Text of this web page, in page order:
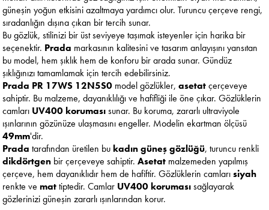
güneşin yoğun etkisini azaltmaya yardımcı olur. Turuncu çerçeve rengi,
sıradanlığın dışına çıkan bir tercih sunar.
Bu gözlük, stilinizi bir üst seviyeye taşımak isteyenler için harika bir
seçenektir. Prada markasının kalitesini ve tasarım anlayışını yansıtan
bu model, hem şıklık hem de konforu bir arada sunar. Gündüz
şıklığınızı tamamlamak için tercih edebilirsiniz.
Prada PR 17WS 12N5S0 model gözlükler,asetatçerçeveye
sahiptir. Bu malzeme, dayanıklılığı ve hafifliği ile öne çıkar. Gözlüklerin
camları UV400 korumasısunar. Bu koruma, zararlı ultraviyole
ışınlarının gözünüze ulaşmasını engeller. Modelin ekartman ölçüsü
49mm'dir.
Prada tarafından üretilen bu kadın güneş gözlüğü, turuncu renkli
dikdörtgen bir çerçeveye sahiptir.Asetat malzemeden yapılmış
çerçeve, hem dayanıklıdır hem de hafiftir. Gözlüklerin camlarısiyah
renkte vemattiptedir. Camlar UV400 korumasısağlayarak
gözlerinizi güneşin zararlı ışınlarından korur.